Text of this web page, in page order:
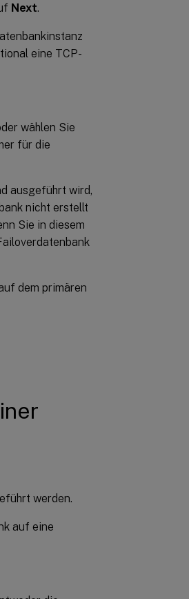
Next.
eine TCP-
wählen Sie
für die
ausgeführt wird,
nicht erstellt
Sie in diesem
dem primären
werden.
auf eine